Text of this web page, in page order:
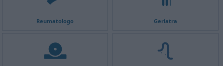
Reumatologo Geriatra